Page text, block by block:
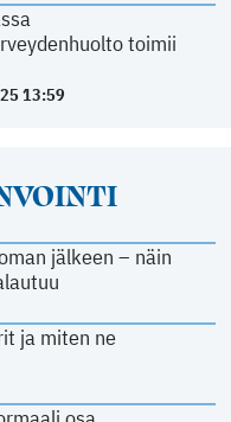
toimii
13:59
jälkeen – näin
ja miten ne